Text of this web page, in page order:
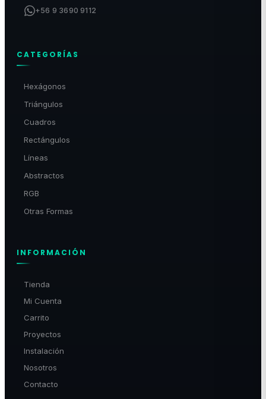
+56 9 3690 9112
CATEGORÍAS
Hexágonos
Triángulos
Cuadros
Rectángulos
Líneas
Abstractos
RGB
Otras Formas
INFORMACIÓN
Tienda
Mi Cuenta
Carrito
Proyectos
Instalación
Nosotros
Contacto